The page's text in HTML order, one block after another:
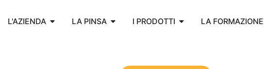
L'AZIENDA LA PINSA I PRODOTTI LA FORMAZIONE